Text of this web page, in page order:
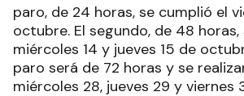
paro, de 24 horas, se cumplió el
octubre. El segundo, de 48
miércoles 14 y jueves 15 de
paro será de 72 horas y se
miércoles 28, jueves 29 y viernes